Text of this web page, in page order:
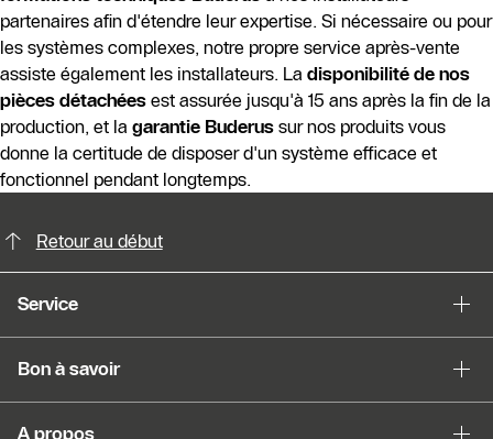
partenaires afin d'étendre leur expertise. Si nécessaire ou pour
les systèmes complexes, notre propre service après-vente
assiste également les installateurs. La disponibilité de nos
pièces détachées est assurée jusqu'à 15 ans après la fin de la
production, et la garantie Buderus sur nos produits vous
donne la certitude de disposer d'un système efficace et
fonctionnel pendant longtemps.
Retour au début
Service
Bon à savoir
A propos